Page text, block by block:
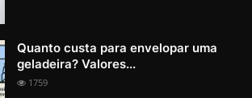
Quanto custa para envelopar uma
geladeira? Valores...
1759